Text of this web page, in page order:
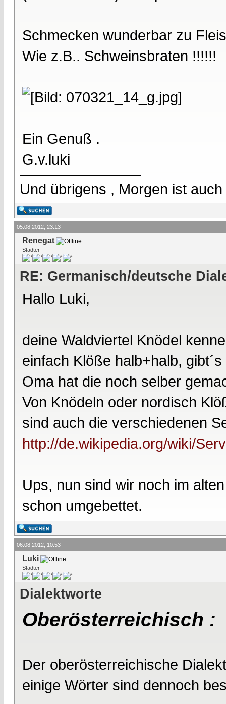
Schmecken wunderbar zu
Wie z.B.. Schweinsbraten !!!!!!
Ein Genuß .
G.v.luki
Und übrigens , Morgen ist
05.08.2012, 23:13
Renegat
Städter
RE: Germanisch/deutsche
Hallo Luki,
deine Waldviertel Knödel
einfach Klöße halb+halb,
Oma hat die noch selber
Von Knödeln oder nordisch
sind auch die verschiedenen
http://de.wikipedia.org/wiki/
Ups, nun sind wir noch im
schon umgebettet.
06.08.2012, 10:53
Luki
Städter
Dialektworte
Oberösterreichisch :
Der oberösterreichische
einige Wörter sind dennoch